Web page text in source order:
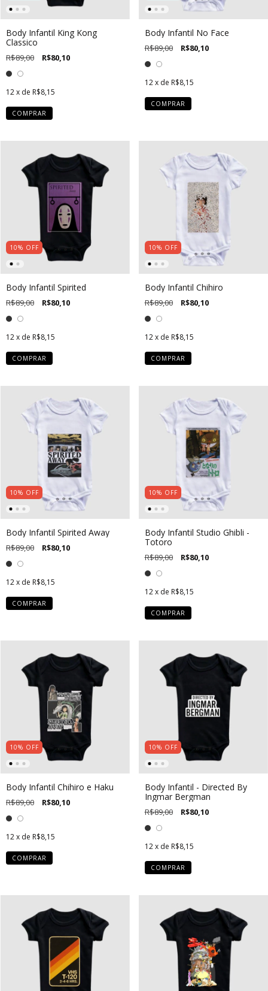
Body Infantil King Kong
Classico
R$89,00 R$80,10
12x de R$8,15
COMPRAR
Body Infantil No Face
R$89,00 R$80,10
12 x de R$8,15
COMPRAR
10% OFF
Body Infantil Spirited
R$89,00 R$80,10
12x de R$8,15
COMPRAR
10% OFF
Body Infantil Chihiro
R$89,00 R$80,10
12 x de R$8,15
COMPRAR
10% OFF
Body Infantil Spirited Away
R$89,00 R$80,10
12x de R$8,15
COMPRAR
10% OFF
Body Infantil Studio Ghibli -
Totoro
R$89,00 R$80,10
12 x de R$8,15
COMPRAR
10% OFF
Body Infantil Chihiro e Haku
R$89,00 R$80,10
12x de R$8,15
COMPRAR
10% OFF
Body Infantil - Directed By
Ingmar Bergman
R$89,00 R$80,10
12 x de R$8,15
COMPRAR